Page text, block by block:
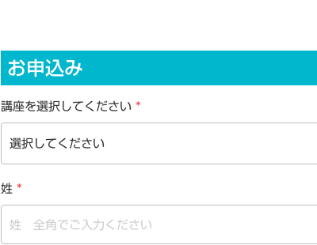
お申込み
講座を選択してください *
姓*